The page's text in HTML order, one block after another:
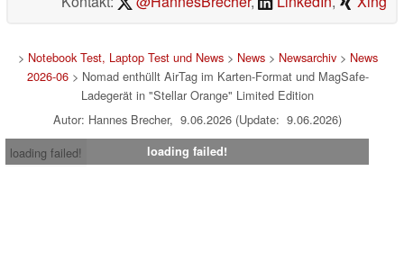
> Notebook Test, Laptop Test und News> News> Newsarchiv> News
2026-06> Nomad enthüllt AirTag im Karten-Format und MagSafe-
Ladegerät in "Stellar Orange" Limited Edition
Autor: Hannes Brecher, 9.06.2026 (Update: 9.06.2026)
loading failed!
loading failed!